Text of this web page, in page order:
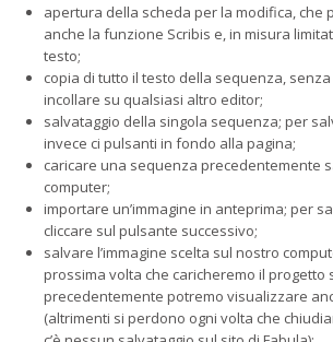
apertura della scheda per la modifica, che
anche la funzione Scribis e, in misura
testo;
copia di tutto il testo della sequenza,
incollare su qualsiasi altro editor;
salvataggio della singola sequenza; per
invece ci pulsanti in fondo alla pagina;
caricare una sequenza precedentemente
computer;
importare un’immagine in anteprima; per
cliccare sul pulsante successivo;
salvare l’immagine scelta sul nostro
prossima volta che caricheremo il progetto
precedentemente potremo visualizzare
(altrimenti si perdono ogni volta che